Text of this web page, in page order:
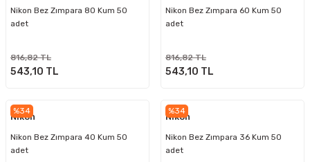
Nikon Bez Zımpara 80 Kum 50
adet
816,82 TL
543,10 TL
Nikon Bez Zımpara 60 Kum 50
adet
816,82 TL
543,10 TL
%34
Nikon
Nikon Bez Zımpara 40 Kum 50
adet
%34
Nikon
Nikon Bez Zımpara 36 Kum 50
adet